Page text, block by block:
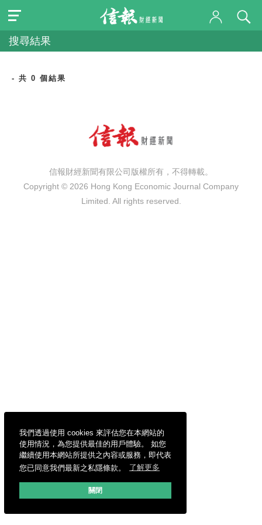
我們透過使用 cookies 來評估您在本網站的
使用情況，為您提供最佳的用戶體驗。 如您
繼續使用本網站所提供之內容或服務，即代表
您已同意我們最新之私隱條款。
了解更多
關閉
搜尋結果
- 共 0 個結果
信報財經新聞有限公司版權所有，不得轉載。
Copyright © 2026 Hong Kong Economic Journal Company
Limited. All rights reserved.